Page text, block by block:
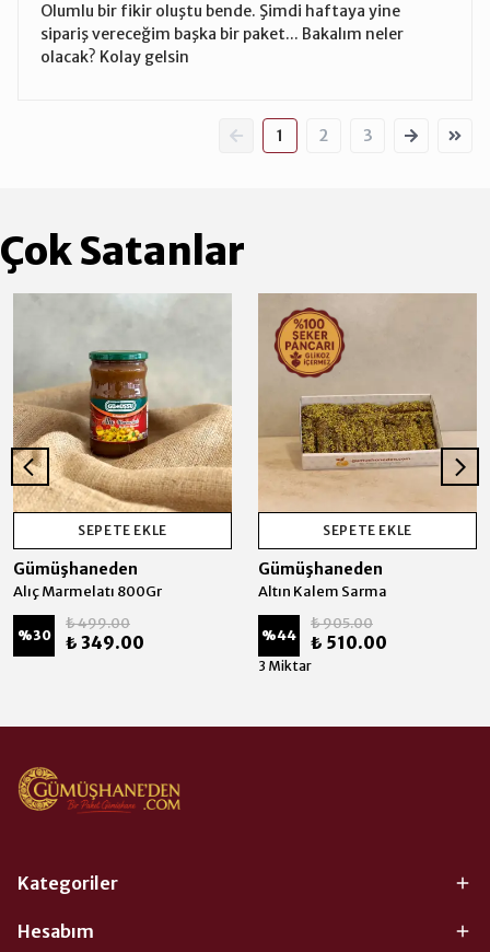
Olumlu bir fikir oluştu bende. Şimdi haftaya yine
sipariş vereceğim başka bir paket... Bakalım neler
olacak? Kolay gelsin
1 2 3
Çok Satanlar
SEPETE EKLE
Gümüşhaneden
Alıç Marmelatı 800Gr
%30
₺ 499.00
₺ 349.00
SEPETE EKLE
Gümüşhaneden
Altın Kalem Sarma
%44
₺ 905.00
₺ 510.00
3 Miktar
Kategoriler
Hesabım